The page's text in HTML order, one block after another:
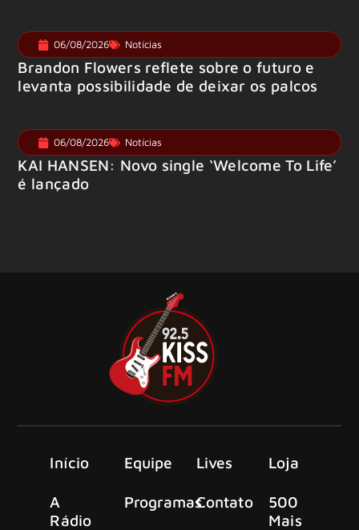
06/08/2026 Notícias
Brandon Flowers reflete sobre o futuro e
levanta possibilidade de deixar os palcos
06/08/2026 Notícias
KAI HANSEN: Novo single ‘Welcome To Life’
é lançado
Início
A
Rádio
Equipe
Programas
Lives
Contato
Loja
500
Mais